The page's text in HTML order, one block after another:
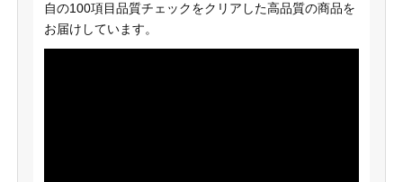
自の100項目品質チェックをクリアした高品質の商品を
お届けしています。